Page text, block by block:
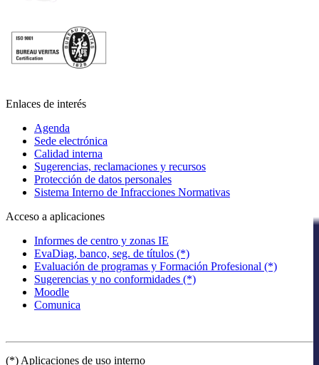
Enlaces de interés
Agenda
Sede electrónica
Calidad interna
Sugerencias, reclamaciones y recursos
Protección de datos personales
Sistema Interno de Infracciones Normativas
Acceso a aplicaciones
Informes de centro y zonas IE
EvaDiag, banco, seg. de títulos (*)
Evaluación de programas y Formación Profesional (*)
Sugerencias y no conformidades (*)
Moodle
Comunica
(*) Aplicaciones de uso interno